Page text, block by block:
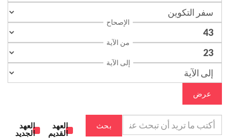
الإصحاح
من الآية
إلى الآية
عرض
بحث
العهد
القديم
العهد
الجديد